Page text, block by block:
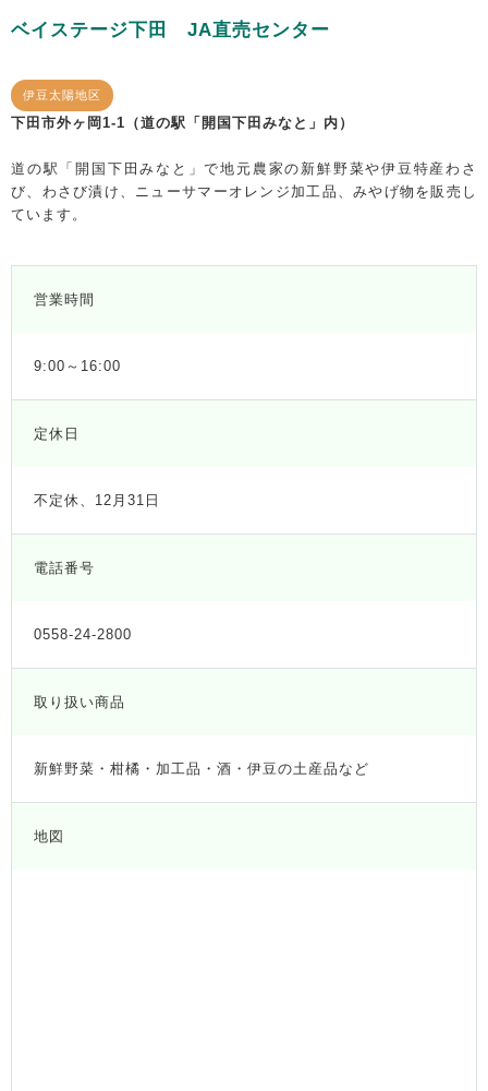
ベイステージ下田 JA直売センター
伊豆太陽地区
下田市外ヶ岡1-1（道の駅「開国下田みなと」内）
道の駅「開国下田みなと」で地元農家の新鮮野菜や伊豆特産わさ
び、わさび漬け、ニューサマーオレンジ加工品、みやげ物を販売し
ています。
営業時間
9:00～16:00
定休日
不定休、12月31日
電話番号
0558-24-2800
取り扱い商品
新鮮野菜・柑橘・加工品・酒・伊豆の土産品など
地図